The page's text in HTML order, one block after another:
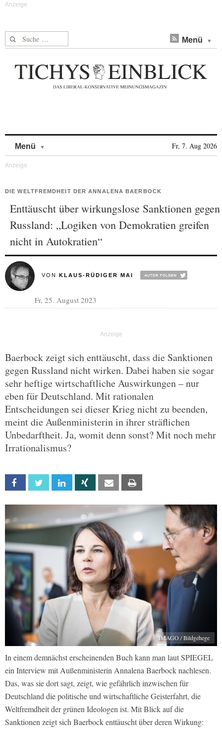
Suche nach: Menü
Menü Fr, 7. Aug 2026
DIE WELTFREMDHEIT DER ANNALENA BAERBOCK
Enttäuscht über wirkungslose Sanktionen gegen
Russland: „Logiken von Demokratien greifen
nicht in Autokratien“
VON KLAUS-RÜDIGER MAI
Fr, 25. August 2023
Baerbock zeigt sich enttäuscht, dass die Sanktionen
gegen Russland nicht wirken. Dabei haben sie sogar
sehr heftige wirtschaftliche Auswirkungen – nur
eben für Deutschland. Mit rationalen
Entscheidungen sei dieser Krieg nicht zu beenden,
meint die Außenministerin in ihrer sträflichen
Unbedarftheit. Ja, womit denn sonst? Mit noch mehr
Irrationalismus?
Facebook Twitter Linkedin Xing Email
IMAGO / Bildgehege
In einem demnächst erscheinenden Buch kann man laut SPIEGEL
ein Interview mit Außenministerin Annalena Baerbock nachlesen.
Das, was sie dort sagt, zeigt, wie gefährlich inzwischen für
Deutschland die politische und wirtschaftliche Geisterfahrt, die
Weltfremdheit der grünen Ideologen ist. Mit Blick auf die
Sanktionen zeigt sich Baerbock enttäuscht über deren Wirkung: